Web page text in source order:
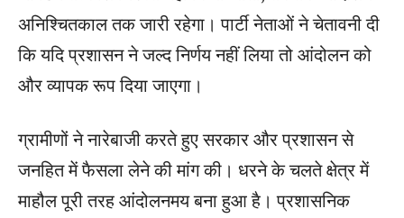
अनिश्चितकाल तक जारी रहेगा। पार्टी नेताओं ने चेतावनी दी
कि यदि प्रशासन ने जल्द निर्णय नहीं लिया तो आंदोलन को
और व्यापक रूप दिया जाएगा।
ग्रामीणों ने नारेबाजी करते हुए सरकार और प्रशासन से
जनहित में फैसला लेने की मांग की। धरने के चलते क्षेत्र में
माहौल पूरी तरह आंदोलनमय बना हुआ है। प्रशासनिक